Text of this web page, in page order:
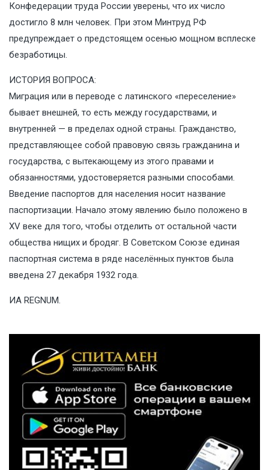
Конфедерации труда России уверены, что их число
достигло 8 млн человек. При этом Минтруд РФ
предупреждает о предстоящем осенью мощном всплеске
безработицы.
ИСТОРИЯ ВОПРОСА:
Миграция или в переводе с латинского «переселение»
бывает внешней, то есть между государствами, и
внутренней — в пределах одной страны. Гражданство,
представляющее собой правовую связь гражданина и
государства, с вытекающему из этого правами и
обязанностями, удостоверяется разными способами.
Введение паспортов для населения носит название
паспортизации. Начало этому явлению было положено в
XV веке для того, чтобы отделить от остальной части
общества нищих и бродяг. В Советском Союзе единая
паспортная система в ряде населённых пунктов была
введена 27 декабря 1932 года.
ИА REGNUM.